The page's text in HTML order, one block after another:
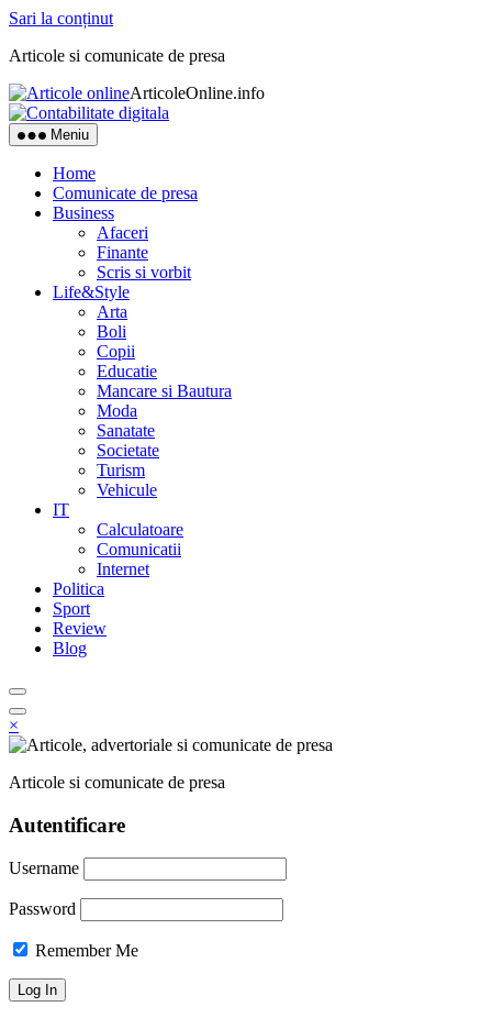
Sari la conținut
Articole si comunicate de presa
ArticoleOnline.info
Meniu
Home
Comunicate de presa
Business
Afaceri
Finante
Scris si vorbit
Life&Style
Arta
Boli
Copii
Educatie
Mancare si Bautura
Moda
Sanatate
Societate
Turism
Vehicule
IT
Calculatoare
Comunicatii
Internet
Politica
Sport
Review
Blog
×
Articole si comunicate de presa
Autentificare
Username
Password
Remember Me